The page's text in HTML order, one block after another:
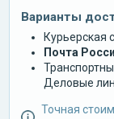
Варианты
Курьерская
Почта
Деловые
Точная